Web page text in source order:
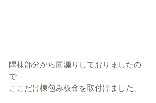
隅棟部分から雨漏りしておりましたの
で
ここだけ棟包み板金を取付けました。